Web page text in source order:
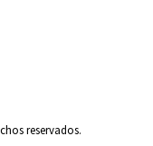
reservados.